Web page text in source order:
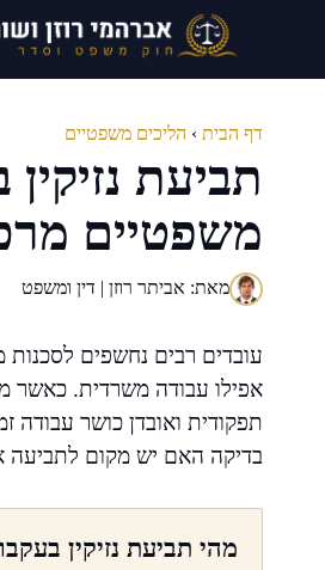
דף הבית › הליכים משפטיים
תביעת
משפטיים
מאת: אביתר רוזן | דין ומשפט
עובדים רבים נחשפים
אפילו עבודה משרדית. כאשר
תפקודית ואובדן כושר עבודה
בדיקה האם יש מקום לתביעה
מהי תביעת נזיקין